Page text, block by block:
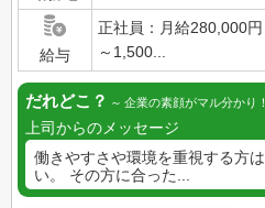
給与
正社員：月給280,000
～1,500...
だれどこ？ 企業の素顔がマル分かり！
上司からのメッセージ
働きやすさや環境を重視する方
い。 その方に合った...